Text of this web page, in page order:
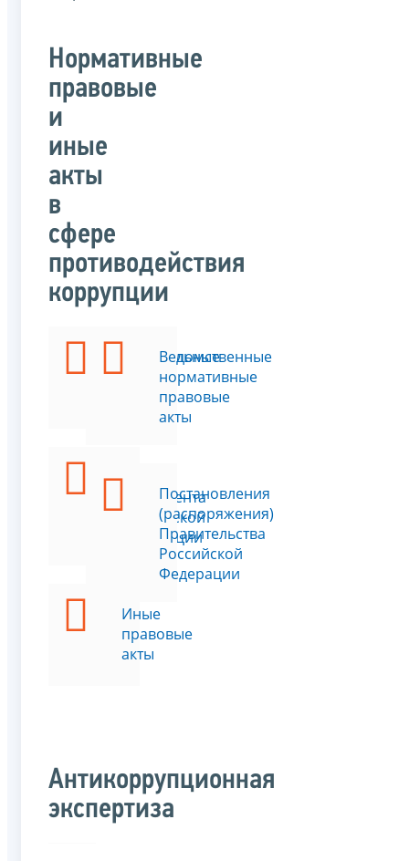
Нормативные
правовые
и
иные
акты
в
сфере
противодействия
коррупции
Федеральные
законы
Указы
Президента
Российской
Федерации
Иные
правовые
акты
Ведомственные
нормативные
правовые
акты
Постановления
(распоряжения)
Правительства
Российской
Федерации
Антикоррупционная
экспертиза